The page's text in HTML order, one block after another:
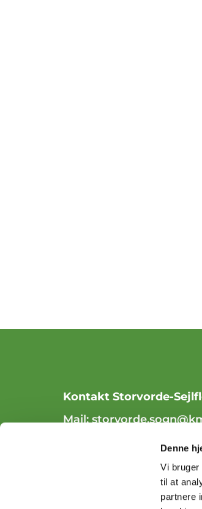
Denne
Vi
til at
partnere
Kontakt Storvorde-
Mail: